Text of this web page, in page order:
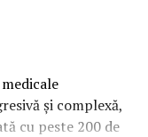
și complexă,
cu peste 200 de